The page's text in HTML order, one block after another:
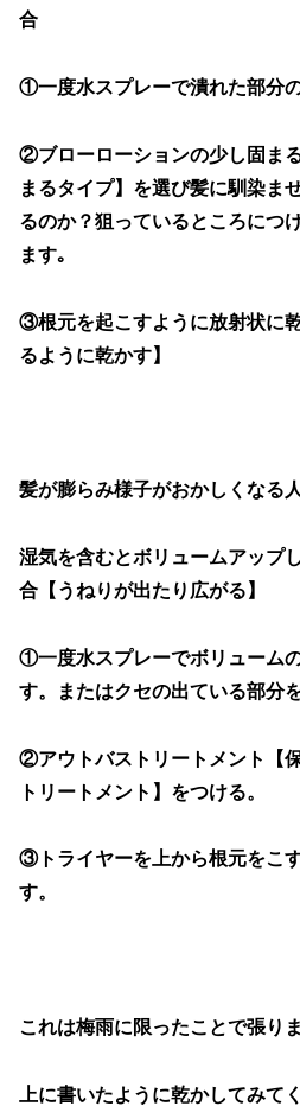
合
①一度水スプレーで潰れた部分
②ブローローションの少し固ま
まるタイプ】を選び髪に馴染ま
るのか？狙っているところにつ
ます｡
③根元を起こすように放射状に
るように乾かす】
髪が膨らみ様子がおかしくなる
湿気を含むとボリュームアップ
合【うねりが出たり広がる】
①一度水スプレーでボリューム
す。またはクセの出ている部分
②アウトバストリートメント【
トリートメント】をつける。
③トライヤーを上から根元をこ
す。
これは梅雨に限ったことで張り
上に書いたように乾かしてみて